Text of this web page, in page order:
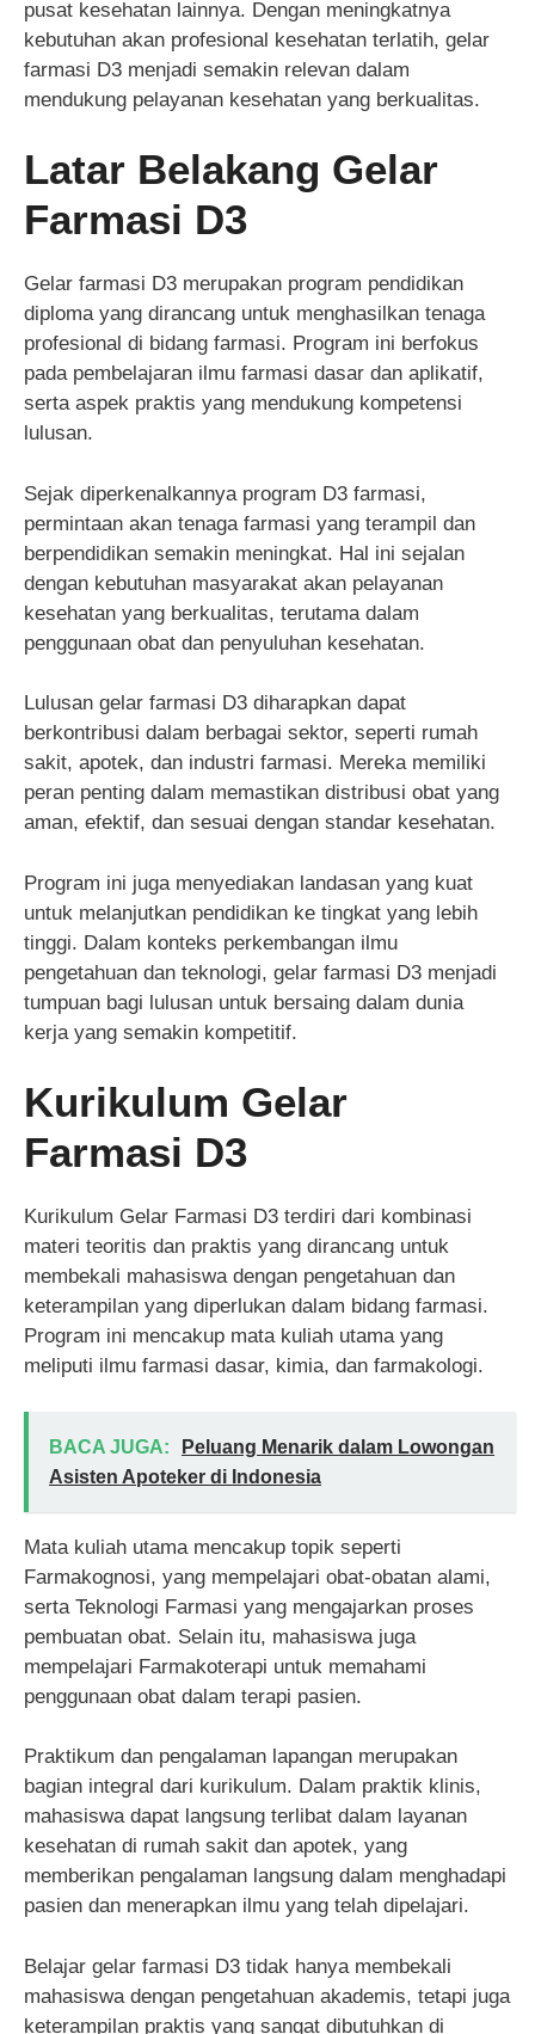
pusat kesehatan lainnya. Dengan meningkatnya
kebutuhan akan profesional kesehatan terlatih, gelar
farmasi D3 menjadi semakin relevan dalam
mendukung pelayanan kesehatan yang berkualitas.
Latar Belakang Gelar
Farmasi D3
Gelar farmasi D3 merupakan program pendidikan
diploma yang dirancang untuk menghasilkan tenaga
profesional di bidang farmasi. Program ini berfokus
pada pembelajaran ilmu farmasi dasar dan aplikatif,
serta aspek praktis yang mendukung kompetensi
lulusan.
Sejak diperkenalkannya program D3 farmasi,
permintaan akan tenaga farmasi yang terampil dan
berpendidikan semakin meningkat. Hal ini sejalan
dengan kebutuhan masyarakat akan pelayanan
kesehatan yang berkualitas, terutama dalam
penggunaan obat dan penyuluhan kesehatan.
Lulusan gelar farmasi D3 diharapkan dapat
berkontribusi dalam berbagai sektor, seperti rumah
sakit, apotek, dan industri farmasi. Mereka memiliki
peran penting dalam memastikan distribusi obat yang
aman, efektif, dan sesuai dengan standar kesehatan.
Program ini juga menyediakan landasan yang kuat
untuk melanjutkan pendidikan ke tingkat yang lebih
tinggi. Dalam konteks perkembangan ilmu
pengetahuan dan teknologi, gelar farmasi D3 menjadi
tumpuan bagi lulusan untuk bersaing dalam dunia
kerja yang semakin kompetitif.
Kurikulum Gelar
Farmasi D3
Kurikulum Gelar Farmasi D3 terdiri dari kombinasi
materi teoritis dan praktis yang dirancang untuk
membekali mahasiswa dengan pengetahuan dan
keterampilan yang diperlukan dalam bidang farmasi.
Program ini mencakup mata kuliah utama yang
meliputi ilmu farmasi dasar, kimia, dan farmakologi.
BACA JUGA:
Peluang Menarik dalam Lowongan
Asisten Apoteker di Indonesia
Mata kuliah utama mencakup topik seperti
Farmakognosi, yang mempelajari obat-obatan alami,
serta Teknologi Farmasi yang mengajarkan proses
pembuatan obat. Selain itu, mahasiswa juga
mempelajari Farmakoterapi untuk memahami
penggunaan obat dalam terapi pasien.
Praktikum dan pengalaman lapangan merupakan
bagian integral dari kurikulum. Dalam praktik klinis,
mahasiswa dapat langsung terlibat dalam layanan
kesehatan di rumah sakit dan apotek, yang
memberikan pengalaman langsung dalam menghadapi
pasien dan menerapkan ilmu yang telah dipelajari.
Belajar gelar farmasi D3 tidak hanya membekali
mahasiswa dengan pengetahuan akademis, tetapi juga
keterampilan praktis yang sangat dibutuhkan di